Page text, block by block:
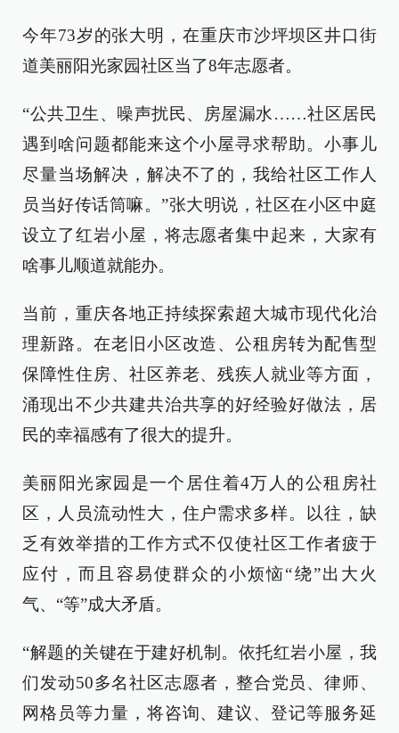
今年73岁的张大明，在重庆市沙坪坝区井口街
道美丽阳光家园社区当了8年志愿者。
“公共卫生、噪声扰民、房屋漏水……社区居民
遇到啥问题都能来这个小屋寻求帮助。小事儿
尽量当场解决，解决不了的，我给社区工作人
员当好传话筒嘛。”张大明说，社区在小区中庭
设立了红岩小屋，将志愿者集中起来，大家有
啥事儿顺道就能办。
当前，重庆各地正持续探索超大城市现代化治
理新路。在老旧小区改造、公租房转为配售型
保障性住房、社区养老、残疾人就业等方面，
涌现出不少共建共治共享的好经验好做法，居
民的幸福感有了很大的提升。
美丽阳光家园是一个居住着4万人的公租房社
区，人员流动性大，住户需求多样。以往，缺
乏有效举措的工作方式不仅使社区工作者疲于
应付，而且容易使群众的小烦恼“绕”出大火
气、“等”成大矛盾。
“解题的关键在于建好机制。依托红岩小屋，我
们发动50多名社区志愿者，整合党员、律师、
网格员等力量，将咨询、建议、登记等服务延